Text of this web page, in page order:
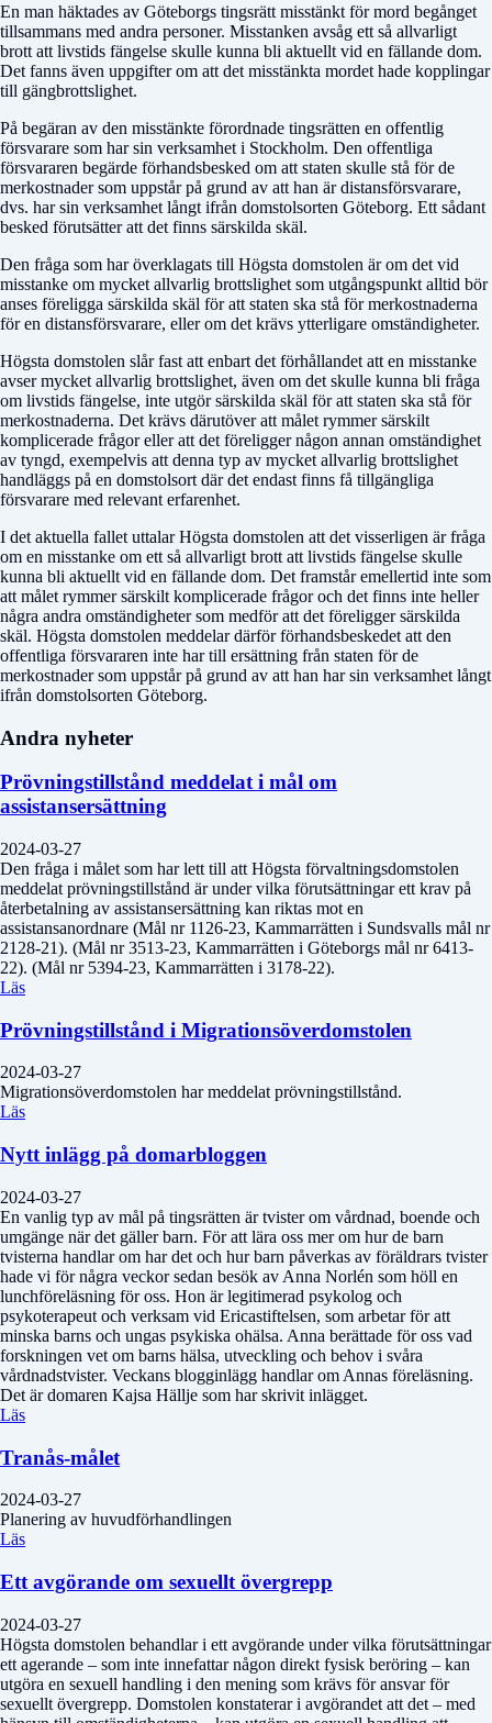
En man häktades av Göteborgs tingsrätt misstänkt för mord begånget
tillsammans med andra personer. Misstanken avsåg ett så allvarligt
brott att livstids fängelse skulle kunna bli aktuellt vid en fällande dom.
Det fanns även uppgifter om att det misstänkta mordet hade kopplingar
till gängbrottslighet.
På begäran av den misstänkte förordnade tingsrätten en offentlig
försvarare som har sin verksamhet i Stockholm. Den offentliga
försvararen begärde förhandsbesked om att staten skulle stå för de
merkostnader som uppstår på grund av att han är distansförsvarare,
dvs. har sin verksamhet långt ifrån domstolsorten Göteborg. Ett sådant
besked förutsätter att det finns särskilda skäl.
Den fråga som har överklagats till Högsta domstolen är om det vid
misstanke om mycket allvarlig brottslighet som utgångspunkt alltid bör
anses föreligga särskilda skäl för att staten ska stå för merkostnaderna
för en distansförsvarare, eller om det krävs ytterligare omständigheter.
Högsta domstolen slår fast att enbart det förhållandet att en misstanke
avser mycket allvarlig brottslighet, även om det skulle kunna bli fråga
om livstids fängelse, inte utgör särskilda skäl för att staten ska stå för
merkostnaderna. Det krävs därutöver att målet rymmer särskilt
komplicerade frågor eller att det föreligger någon annan omständighet
av tyngd, exempelvis att denna typ av mycket allvarlig brottslighet
handläggs på en domstolsort där det endast finns få tillgängliga
försvarare med relevant erfarenhet.
I det aktuella fallet uttalar Högsta domstolen att det visserligen är fråga
om en misstanke om ett så allvarligt brott att livstids fängelse skulle
kunna bli aktuellt vid en fällande dom. Det framstår emellertid inte som
att målet rymmer särskilt komplicerade frågor och det finns inte heller
några andra omständigheter som medför att det föreligger särskilda
skäl. Högsta domstolen meddelar därför förhandsbeskedet att den
offentliga försvararen inte har till ersättning från staten för de
merkostnader som uppstår på grund av att han har sin verksamhet långt
ifrån domstolsorten Göteborg.
Andra nyheter
Prövningstillstånd meddelat i mål om
assistansersättning
2024-03-27
Den fråga i målet som har lett till att Högsta förvaltningsdomstolen
meddelat prövningstillstånd är under vilka förutsättningar ett krav på
återbetalning av assistansersättning kan riktas mot en
assistansanordnare (Mål nr 1126-23, Kammarrätten i Sundsvalls mål nr
2128-21). (Mål nr 3513-23, Kammarrätten i Göteborgs mål nr 6413-
22). (Mål nr 5394-23, Kammarrätten i 3178-22).
Läs
Prövningstillstånd i Migrationsöverdomstolen
2024-03-27
Migrationsöverdomstolen har meddelat prövningstillstånd.
Läs
Nytt inlägg på domarbloggen
2024-03-27
En vanlig typ av mål på tingsrätten är tvister om vårdnad, boende och
umgänge när det gäller barn. För att lära oss mer om hur de barn
tvisterna handlar om har det och hur barn påverkas av föräldrars tvister
hade vi för några veckor sedan besök av Anna Norlén som höll en
lunchföreläsning för oss. Hon är legitimerad psykolog och
psykoterapeut och verksam vid Ericastiftelsen, som arbetar för att
minska barns och ungas psykiska ohälsa. Anna berättade för oss vad
forskningen vet om barns hälsa, utveckling och behov i svåra
vårdnadstvister. Veckans blogginlägg handlar om Annas föreläsning.
Det är domaren Kajsa Hällje som har skrivit inlägget.
Läs
Tranås-målet
2024-03-27
Planering av huvudförhandlingen
Läs
Ett avgörande om sexuellt övergrepp
2024-03-27
Högsta domstolen behandlar i ett avgörande under vilka förutsättningar
ett agerande – som inte innefattar någon direkt fysisk beröring – kan
utgöra en sexuell handling i den mening som krävs för ansvar för
sexuellt övergrepp. Domstolen konstaterar i avgörandet att det – med